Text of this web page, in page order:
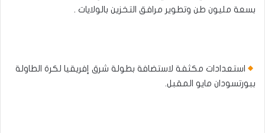
بسعة مليون طن وتطوير مرافق التخزين بالولايات .
استعدادات مكثفة لاستضافة بطولة شرق إفريقيا لكرة الطاولة
ببورتسودان مايو المقبل.